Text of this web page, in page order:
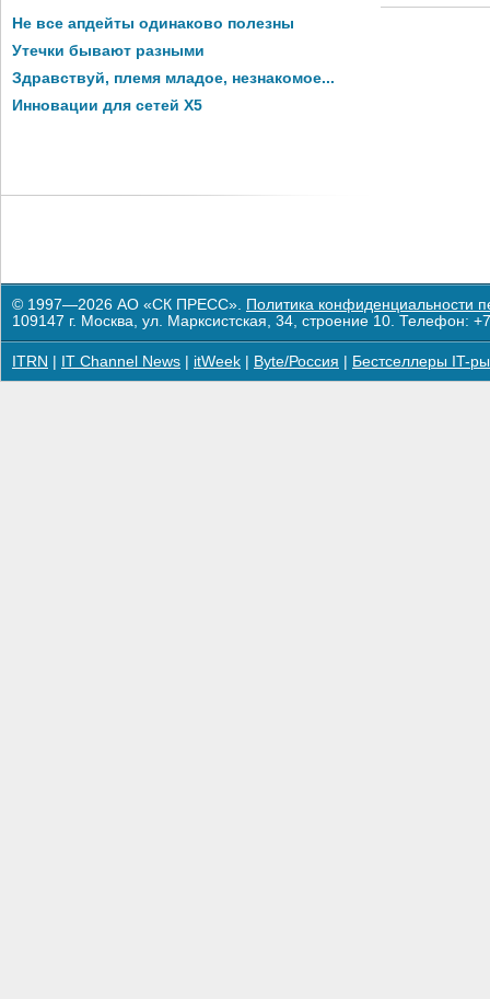
Не все апдейты одинаково полезны
Утечки бывают разными
Здравствуй, племя младое, незнакомое...
Инновации для сетей X5
© 1997—2026 АО «СК ПРЕСС». Политика конфиденциальности
109147 г. Москва, ул. Марксистская, 34, строение 10. Телефон:
ITRN IT Channel News itWeek Byte/Россия Бестселлеры IT-